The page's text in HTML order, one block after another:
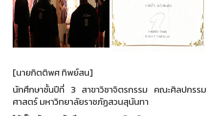
[นายกิตติพศ ทิพย์สน]
นักศึกษาชั้นปีที่ 3 สาขาวิชาจิตรกรรม คณะศิลปกรรม
ศาสตร์ มหาวิทยาลัยราชภัฏสวนสุนันทา